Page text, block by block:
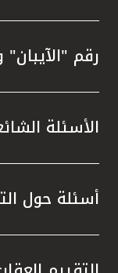
رقم
الأسئلة
أسئلة حول